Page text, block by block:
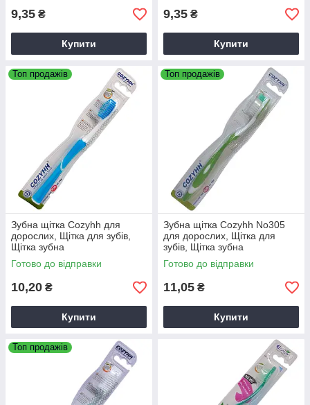
9,35 ₴
Купити
9,35 ₴
Купити
Топ продажів
Зубна щітка Cozyhh для
дорослих, Щітка для зубів,
Щітка зубна
Готово до відправки
10,20 ₴
Купити
Топ продажів
Зубна щітка Cozyhh No305
для дорослих, Щітка для
зубів, Щітка зубна
Готово до відправки
11,05 ₴
Купити
Топ продажів